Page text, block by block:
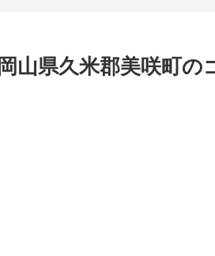
岡山県久米郡美咲町の